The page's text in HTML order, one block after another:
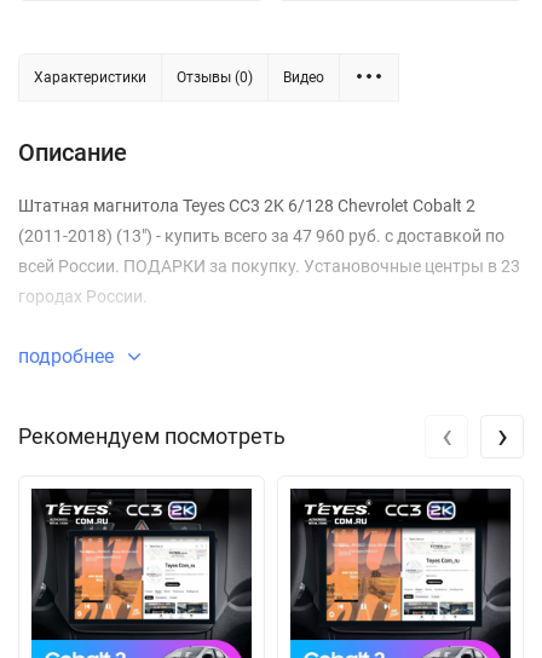
Характеристики Отзывы (0) Видео
Описание
Штатная магнитола Teyes CC3 2K 6/128 Chevrolet Cobalt 2
(2011-2018) (13") - купить всего за 47 960 руб. с доставкой по
всей России. ПОДАРКИ за покупку. Установочные центры в 23
городах России.
подробнее
Рекомендуем посмотреть ‹ ›